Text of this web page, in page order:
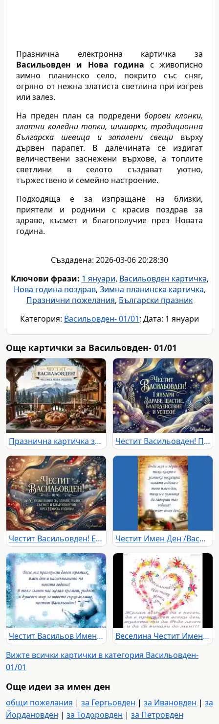
Празнична електронна картичка за
Васильовден и Нова година с живописно
зимно планинско село, покрито със сняг,
огряно от нежна златиста светлина при изгрев
или залез.
На преден план са подредениборови клонки,
златни коледни топки, шишарки, традиционна
българска шевица и запалени свещи върху
дървен парапет. В далечината се издигат
величествени заснежени върхове, а топлите
светлини в селото създават уютно,
тържествено и семейно настроение.
Подходяща е за изпращане на близки,
приятели и роднини с красив поздрав за
здраве, късмет и благополучие през Новата
година.
Създадена: 2026-03-06 20:28:30
Ключови фрази: 1 януари, Васильовден картичка,
Нова година поздрав, Зимна планинска картичка,
Празнични пожелания, Български празник
Категория: Васильовден- 01/01; Дата: 1 януари
Още картички за Васильовден- 01/01
Празнична картичка за Васильовден и Нова година: уютна трапеза в планинска хижа със заснежен пейзаж. Честит Васильовден! Поздравителна картичка с пожелания за здраве, щастие и успехи на 1 януари.
Честит Васильовден! Елегантна картичка с пожелания за здраве, радост, късмет и благополучие през Новата година. Честит Имен Ден /Васильовден/
Честит Васильов Имен Ден!
Веселина Честит Имен Ден!
Вижте всички картички в категория Васильовден-
01/01
Още идеи за имен ден
общи пожелания | за Гергьовден | за Ивановден | за
Йордановден | за Тодоровден | за Петровден